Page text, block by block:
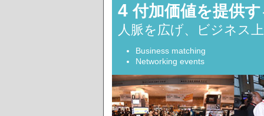
4付加価値を提供
人脈を広げ、ビジネス
Business matching
Networking events